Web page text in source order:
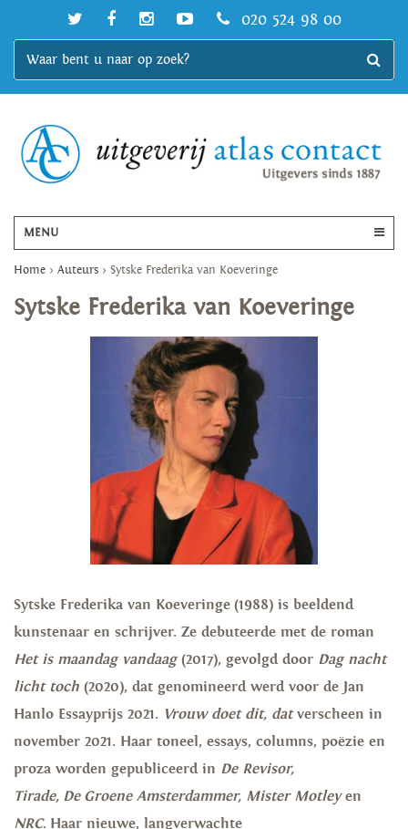
020 524 98 00
MENU
Home > Auteurs > Sytske Frederika van Koeveringe
Sytske Frederika van Koeveringe
Sytske Frederika van Koeveringe (1988) is beeldend
kunstenaar en schrijver. Ze debuteerde met de roman
Het is maandag vandaag(2017), gevolgd door Dag nacht
licht toch (2020), dat genomineerd werd voor de Jan
Hanlo Essayprijs 2021. Vrouw doet dit, datverscheen in
november 2021. Haar toneel, essays, columns, poëzie en
proza worden gepubliceerd in De Revisor,
Tirade, De Groene Amsterdammer, Mister Motleyen
NRC. Haar nieuwe, langverwachte